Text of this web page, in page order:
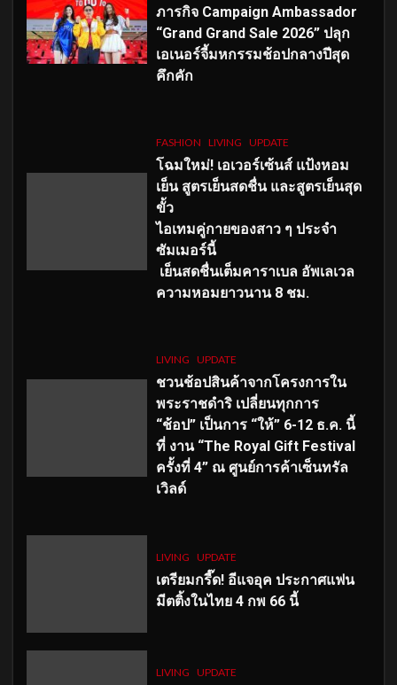
ภารกิจ Campaign Ambassador
“Grand Grand Sale 2026” ปลุก
เอเนอร์จี้มหกรรมช้อปกลางปีสุด
คึกคัก
FASHION LIVING UPDATE
โฉมใหม่! เอเวอร์เซ้นส์ แป้งหอม
เย็น สูตรเย็นสดชื่น และสูตรเย็นสุด
ขั้ว
ไอเทมคู่กายของสาว ๆ ประจำ
ซัมเมอร์นี้
เย็นสดชื่นเต็มคาราเบล อัพเลเวล
ความหอมยาวนาน 8 ชม.
LIVING UPDATE
ชวนช้อปสินค้าจากโครงการใน
พระราชดำริ เปลี่ยนทุกการ
“ช้อป” เป็นการ “ให้” 6-12 ธ.ค. นี้
ที่ งาน “The Royal Gift Festival
ครั้งที่ 4” ณ ศูนย์การค้าเซ็นทรัล
เวิลด์
LIVING UPDATE
เตรียมกรี๊ด! อีแจอุค ประกาศแฟน
มีตติ้งในไทย 4 กพ 66 นี้
LIVING UPDATE